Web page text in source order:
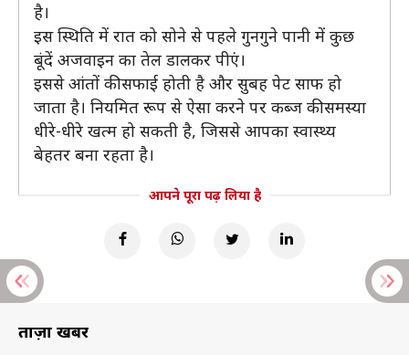
है।
इस स्थिति में रात को सोने से पहले गुनगुने पानी में कुछ
बूंदें अजवाइन का तेल डालकर पीएं।
इससे आंतों की सफाई होती है और सुबह पेट साफ हो
जाता है। नियमित रूप से ऐसा करने पर कब्ज की समस्या
धीरे-धीरे खत्म हो सकती है, जिससे आपका स्वास्थ्य
बेहतर बना रहता है।
आपने पूरा पढ़ लिया है
ताज़ा खबरें